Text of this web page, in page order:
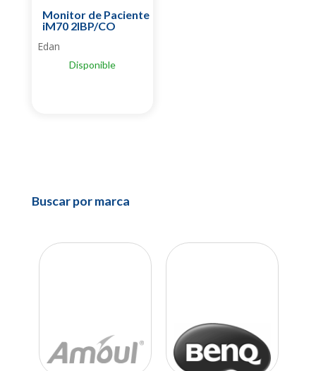
Monitor de Paciente
iM70 2IBP/CO
Edan
Disponible
Buscar por marca